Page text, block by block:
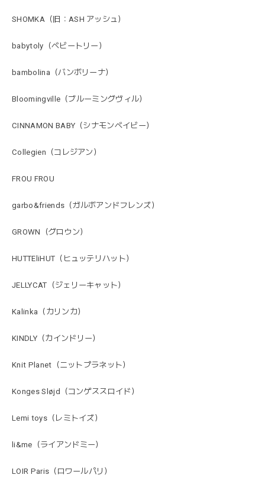
SHOMKA（旧：ASH アッシュ）
babytoly（ベビートリー）
bambolina（バンボリーナ）
Bloomingville（ブルーミングヴィル）
CINNAMON BABY（シナモンベイビー）
Collegien（コレジアン）
FROU FROU
garbo&friends（ガルボアンドフレンズ）
GROWN（グロウン）
HUTTEliHUT（ヒュッテリハット）
JELLYCAT（ジェリーキャット）
Kalinka（カリンカ）
KINDLY（カインドリー）
Knit Planet（ニットプラネット）
Konges Sløjd（コンゲススロイド）
Lemi toys（レミトイズ）
li&me（ライアンドミー）
LOIR Paris（ロワールパリ）